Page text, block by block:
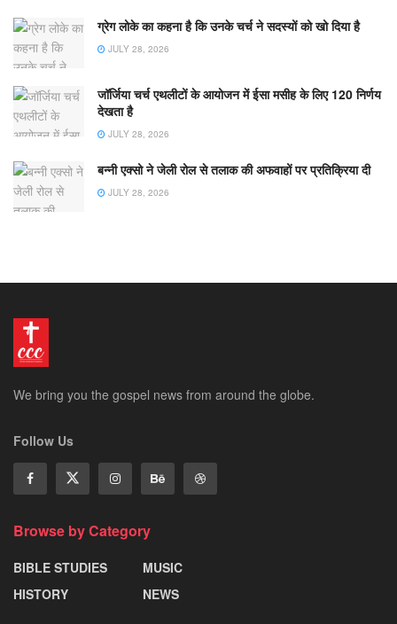
ग्रेग लोके का कहना है कि उनके चर्च ने सदस्यों को खो दिया है
JULY 28, 2026
जॉर्जिया चर्च एथलीटों के आयोजन में ईसा मसीह के लिए 120 निर्णय
देखता है
JULY 28, 2026
बन्नी एक्सो ने जेली रोल से तलाक की अफवाहों पर प्रतिक्रिया दी
JULY 28, 2026
We bring you the gospel news from around the globe.
Follow Us
Browse by Category
BIBLE STUDIES
HISTORY
MUSIC
NEWS